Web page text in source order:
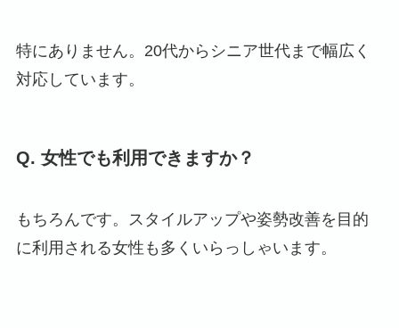
特にありません。20代からシニア世代まで幅広く
対応しています。
Q. 女性でも利用できますか？
もちろんです。スタイルアップや姿勢改善を目的
に利用される女性も多くいらっしゃいます。